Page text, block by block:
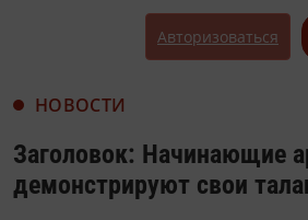
Авторизоваться
НОВОСТИ
Заголовок: Начинающие
демонстрируют свои